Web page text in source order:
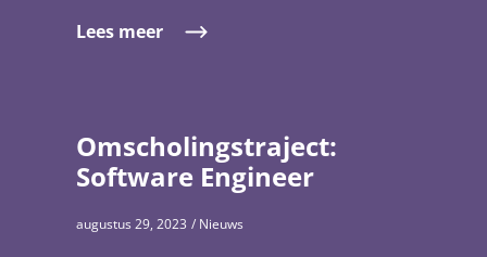
Lees meer
Omscholingstraject:
Software Engineer
augustus 29, 2023 / Nieuws